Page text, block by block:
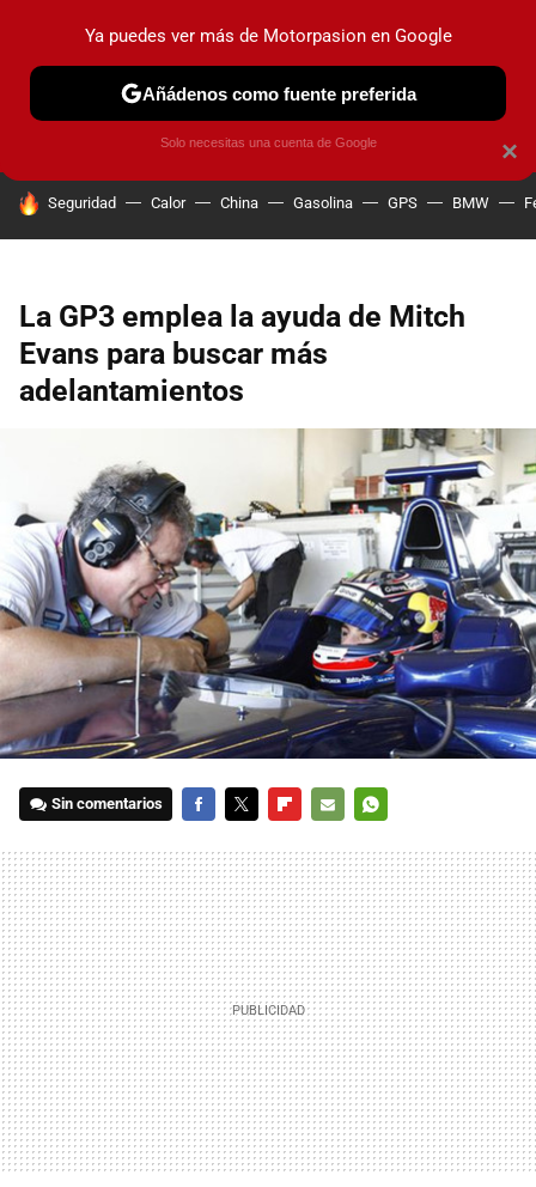
PRUEBAS COCHES ELÉCTRICOS OBSERVATORIO
HOY SE HABLA DE
Seguridad Calor China Gasolina GPS BMW
La GP3 emplea la ayuda de Mitch
Evans para buscar más
adelantamientos
Sin comentarios
MAIL
×
Ya puedes ver más de Motorpasion en Google
Añádenos como fuente preferida
Solo necesitas una cuenta de Google